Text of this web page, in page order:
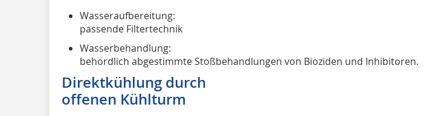
Wasseraufbereitung:
passende Filtertechnik
Wasserbehandlung:
behördlich abgestimmte Stoßbehandlungen von Bioziden und Inhibitoren.
Direktkühlung durch
offenen Kühlturm